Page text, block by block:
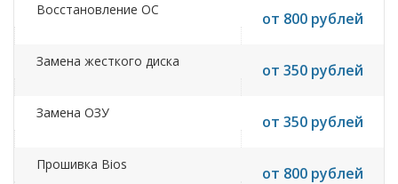
Восстановление ОС от 800 рублей
Замена жесткого диска от 350 рублей
Замена ОЗУ от 350 рублей
Прошивка Bios от 800 рублей